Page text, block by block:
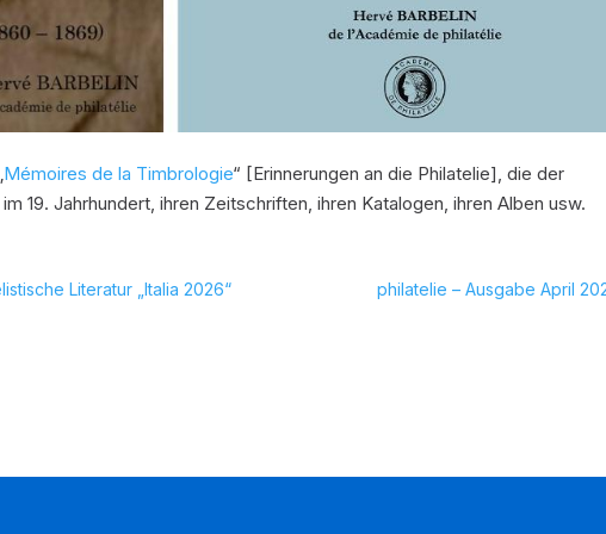
Mémoires de la Timbrologie“ [Erinnerungen an die Philatelie], die der
19. Jahrhundert, ihren Zeitschriften, ihren Katalogen, ihren Alben usw.
Literatur „Italia 2026“ philatelie – Ausgabe April